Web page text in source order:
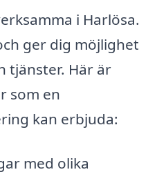
i Harlösa.
ger dig möjlighet
tjänster. Här är
som en
kan erbjuda:
med olika